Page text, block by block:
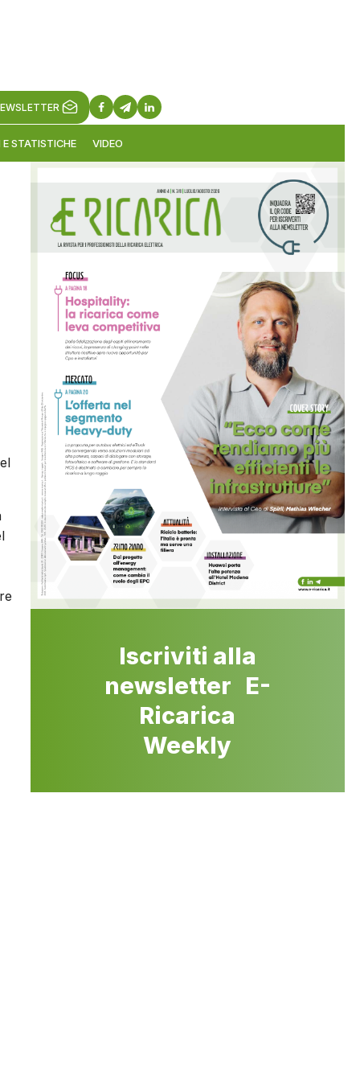
E STATISTICHE VIDEO
Iscriviti alla
newsletter E-
Ricarica
Weekly